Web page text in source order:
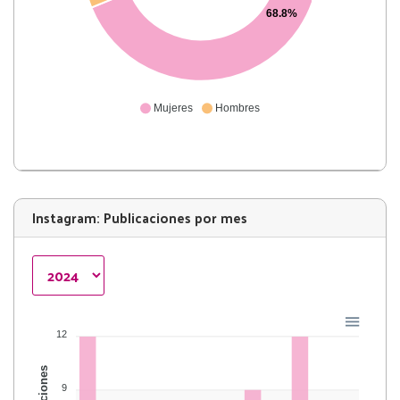
Mujeres Hombres
68.8%
Instagram: Publicaciones por mes
12
9